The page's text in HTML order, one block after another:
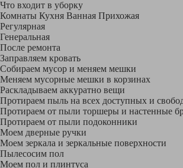
Что входит в уборку
Регу­лярная
Гене­ральная
После ремонта
Заправляем кровать
Собираем мусор и меняем мешки
Меняем мусорные мешки в корзинах
Раскладываем аккуратно вещи
Протираем пыль на всех доступных и
Протираем от пыли торшеры и настенные
Протираем от пыли подоконники
Моем дверные ручки
Моем зеркала и зеркальные поверхности
Пылесосим пол
Моем пол и плинтуса